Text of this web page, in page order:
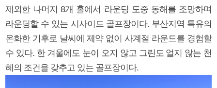
제외한 나머지 8개 홀에서 라운딩 도중 동해를 조망하며
라운딩할 수 있는 시사이드 골프장이다. 부산지역 특유의
온화한 기후로 날씨에 제약 없이 사계절 라운드를 경험할
수 있다. 한 겨울에도 눈이 오지 않고 그린도 얼지 않는 천
혜의 조건을 갖추고 있는 골프장이다.